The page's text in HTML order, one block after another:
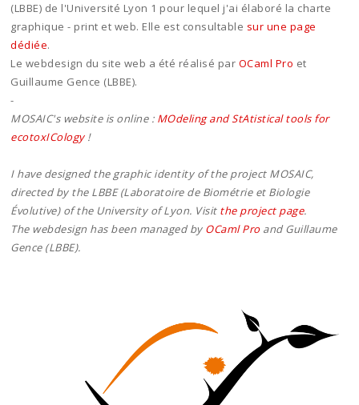
(LBBE) de l'Université Lyon 1 pour lequel j'ai élaboré la charte
graphique - print et web. Elle est consultable sur une page
dédiée.
Le webdesign du site web a été réalisé par OCaml Pro et
Guillaume Gence (LBBE).
-
MOSAIC's website is online : MOdeling and StAtistical tools for
ecotoxICology!
I have designed the graphic identity of the project MOSAIC,
directed by the LBBE (Laboratoire de Biométrie et Biologie
Évolutive) of the University of Lyon. Visitthe project page.
The webdesign has been managed by OCaml Proand Guillaume
Gence (LBBE).